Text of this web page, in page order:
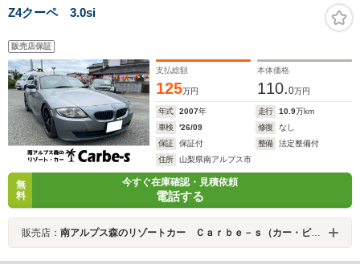
Z4クーペ 3.0si
販売店保証
支払総額
125万円
本体価格
110.0万円
年式 2007年 走行 10.9万km
車検
'26/09 修復
なし
保証
保証付 整備
法定整備付
住所
山梨県南アルプス市
無
料
今すぐ在庫確認・見積依頼
電話する
販売店： 南アルプス森のリゾートカー Ｃａｒｂｅ－ｓ（カー・ビーズ）